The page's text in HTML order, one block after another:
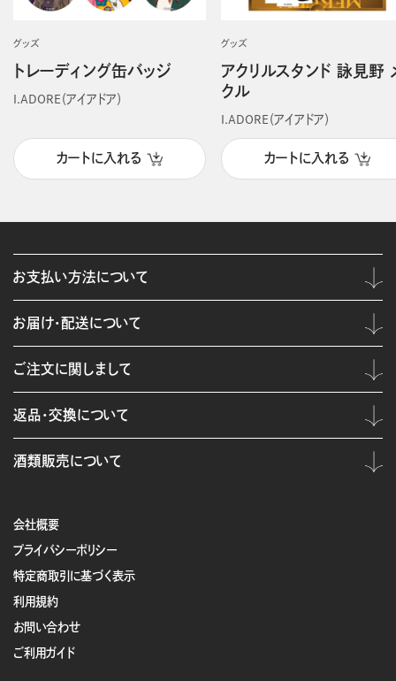
グッズ
トレーディング缶バッジ
I.ADORE（アイアドア）
カートに入れる
グッズ
アクリルスタンド 詠見野
クル
I.ADORE（アイアドア）
カートに入れる
会社概要
プライバシーポリシー
特定商取引に基づく表示
利用規約
お問い合わせ
ご利用ガイド
お支払い方法について
お届け・配送について
ご注文に関しまして
返品・交換について
酒類販売について